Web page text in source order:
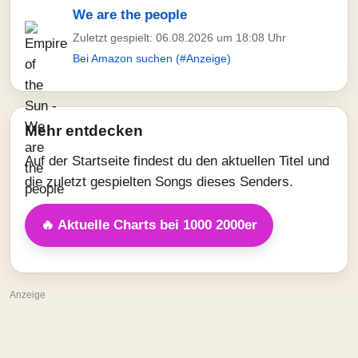
We are the people
Zuletzt gespielt: 06.08.2026 um 18:08 Uhr
Bei Amazon suchen (#Anzeige)
Mehr entdecken
Auf der Startseite findest du den aktuellen Titel und
die zuletzt gespielten Songs dieses Senders.
🔥 Aktuelle Charts bei 1000 2000er
Anzeige